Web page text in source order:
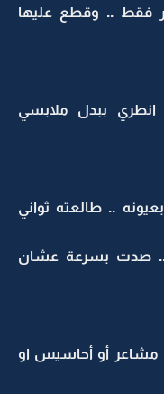
فقط .. وقطع عليها
انطري ببدل ملابسي
.. طالعته ثواني
.. صدت بسرعة عشان
مشاعر أو أحاسيس او